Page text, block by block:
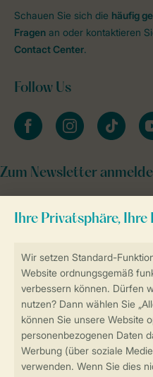
Sicher und schnell
Sichere
Sicheres Bezahlen
Schauen Sie sich die häufig
Fragen an oder kontaktieren
Contact Center.
Follow Us
facebookinstagramtiktok
Zum Newsletter